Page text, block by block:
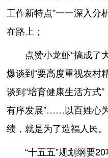
工作新特点”一一深入分
在路上；
点赞小龙虾“搞成了大
爆谈到“要高度重视农村
谈到“培育健康生活方式
有序发展”……以百姓心
绩，就是为了造福人民。
“十五五”规划纲要20